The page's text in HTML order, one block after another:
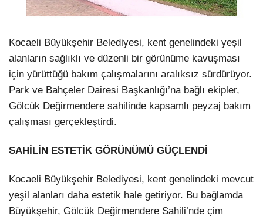
Instagram
Youtube
Pinterest
Dribbble
Kocaeli Büyükşehir Belediyesi, kent genelindeki yeşil
alanların sağlıklı ve düzenli bir görünüme kavuşması
için yürüttüğü bakım çalışmalarını aralıksız sürdürüyor.
Park ve Bahçeler Dairesi Başkanlığı’na bağlı ekipler,
Gölcük Değirmendere sahilinde kapsamlı peyzaj bakım
çalışması gerçekleştirdi.
SAHİLİN ESTETİK GÖRÜNÜMÜ GÜÇLENDİ
Kocaeli Büyükşehir Belediyesi, kent genelindeki mevcut
yeşil alanları daha estetik hale getiriyor. Bu bağlamda
Büyükşehir, Gölcük Değirmendere Sahili’nde çim